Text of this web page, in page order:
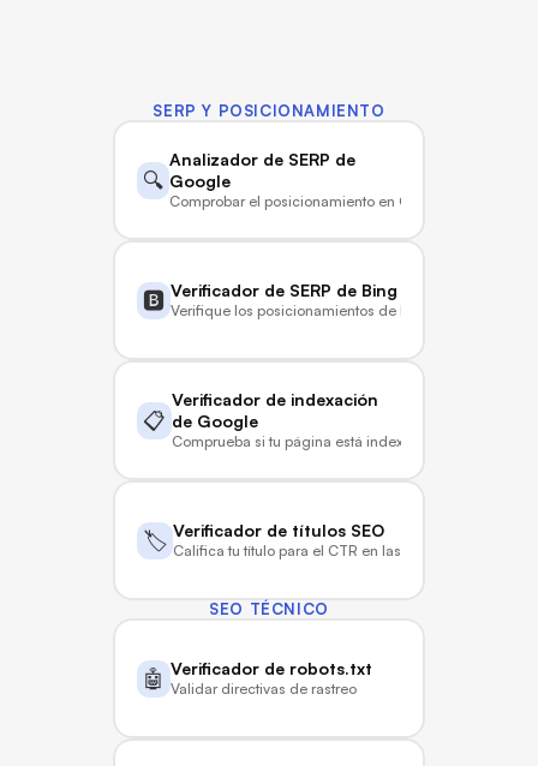
SERP Y POSICIONAMIENTO
🔍
Analizador de SERP de
Google
Comprobar el posicionamiento en Google en tiempo
🅱️ Verificador de SERP de Bing
Verifique los posicionamientos de Bing en tiempo real
📋
Verificador de indexación
de Google
Comprueba si tu página está indexada
🏷️ Verificador de títulos SEO
Califica tu título para el CTR en las SERP
SEO TÉCNICO
🤖 Verificador de robots.txt
Validar directivas de rastreo